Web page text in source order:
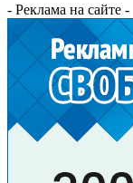
- Реклама на сайте -